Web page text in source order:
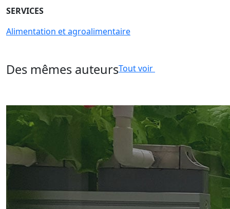
SERVICES
Alimentation et agroalimentaire
Des mêmes auteursTout voir